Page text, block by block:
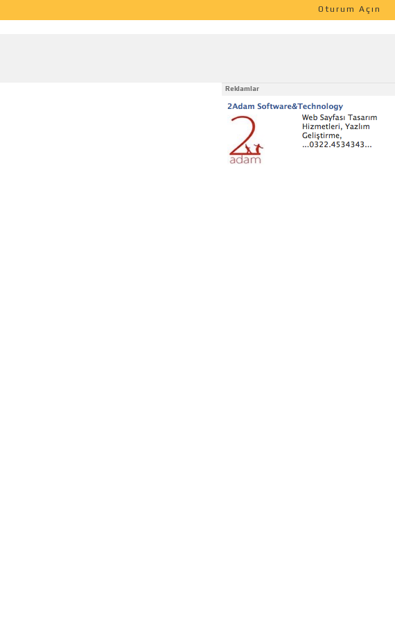
Oturum Açın
Reklamlar